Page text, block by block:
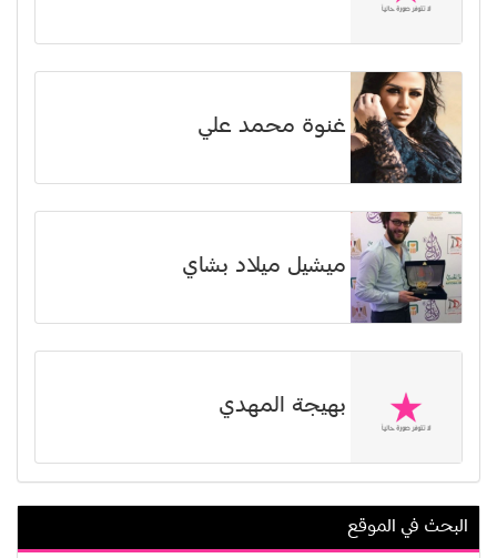
غنوة محمد علي
ميشيل ميلاد بشاي
بهيجة المهدي
أحمد عفيفي (أحمد الجبيلي)
البحث في الموقع